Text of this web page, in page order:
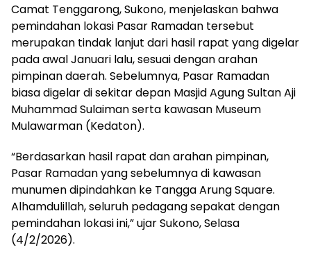
Camat Tenggarong, Sukono, menjelaskan bahwa
pemindahan lokasi Pasar Ramadan tersebut
merupakan tindak lanjut dari hasil rapat yang digelar
pada awal Januari lalu, sesuai dengan arahan
pimpinan daerah. Sebelumnya, Pasar Ramadan
biasa digelar di sekitar depan Masjid Agung Sultan Aji
Muhammad Sulaiman serta kawasan Museum
Mulawarman (Kedaton).
“Berdasarkan hasil rapat dan arahan pimpinan,
Pasar Ramadan yang sebelumnya di kawasan
munumen dipindahkan ke Tangga Arung Square.
Alhamdulillah, seluruh pedagang sepakat dengan
pemindahan lokasi ini,” ujar Sukono, Selasa
(4/2/2026).